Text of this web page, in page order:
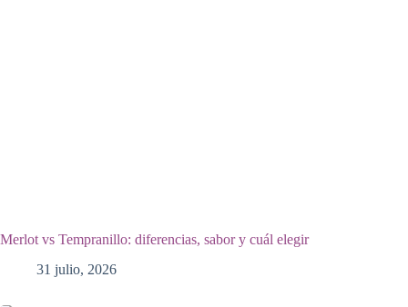
Merlot vs Tempranillo: diferencias, sabor y cuál elegir
31 julio, 2026